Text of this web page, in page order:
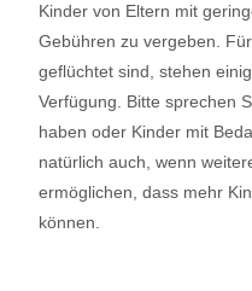
Kinder von Eltern mit
Gebühren zu vergeben.
geflüchtet sind, stehen
Verfügung. Bitte sprechen
haben oder Kinder mit
natürlich auch, wenn
ermöglichen, dass mehr
können.